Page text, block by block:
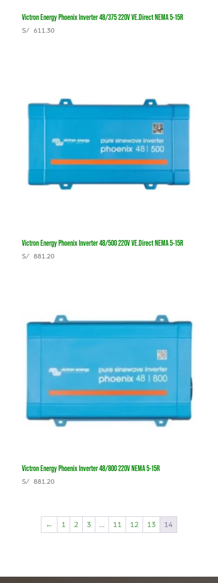
Victron Energy Phoenix Inverter 48/375 220V VE.Direct NEMA 5-15R
S/611.30
Victron Energy Phoenix Inverter 48/500 220V VE.Direct NEMA 5-15R
S/881.20
Victron Energy Phoenix Inverter 48/800 220V NEMA 5-15R
S/881.20
← 1 2 3 … 11 12 13 14